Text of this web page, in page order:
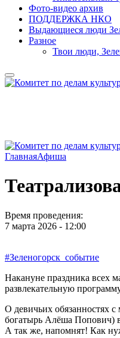
Фото-видео архив
ПОДДЕРЖКА НКО
Выдающиеся люди
Разное
Твои люди,
ГлавнаяАфиша
Время проведения:
7 марта 2026 - 12:00
#Зеленогорск_событие
Накануне праздника всех
развлекательную
О девичьих обязанностях
богатырь Алёша Попович)
А так же, напомнят! Как